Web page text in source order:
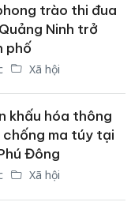
trào thi đua
Ninh trở
phố
Xã hội
khấu hóa thông
chống ma túy tại
Đông
Xã hội